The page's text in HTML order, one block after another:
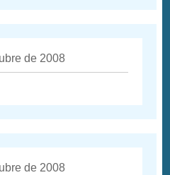
de 2008
de 2008